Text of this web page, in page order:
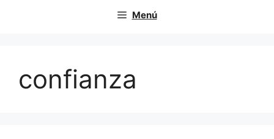
Menú
confianza